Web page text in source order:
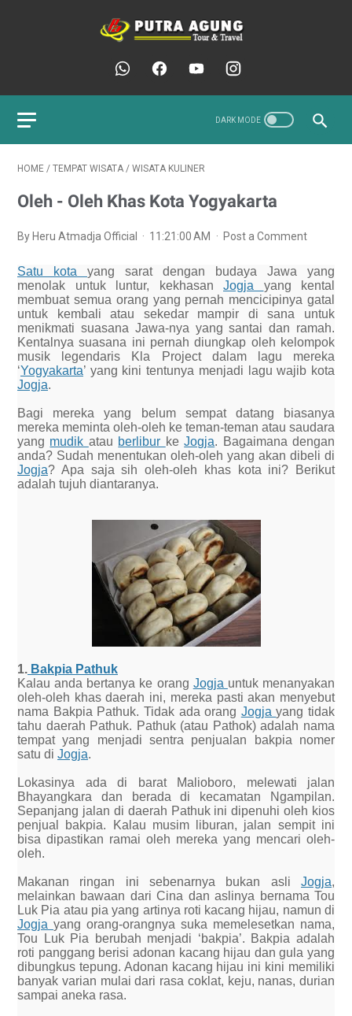
HOME / TEMPAT WISATA / WISATA KULINER
Oleh - Oleh Khas Kota Yogyakarta
By Heru Atmadja Official 11:21:00 AM Post a Comment
Satu kota yang sarat dengan budaya Jawa yang
menolak untuk luntur, kekhasan Jogja yang kental
membuat semua orang yang pernah mencicipinya gatal
untuk kembali atau sekedar mampir di sana untuk
menikmati suasana Jawa-nya yang santai dan ramah.
Kentalnya suasana ini pernah diungkap oleh kelompok
musik legendaris Kla Project dalam lagu mereka
‘Yogyakarta’ yang kini tentunya menjadi lagu wajib kota
Jogja.
Bagi mereka yang belum sempat datang biasanya
mereka meminta oleh-oleh ke teman-teman atau saudara
yang mudik atau berlibur keJogja. Bagaimana dengan
anda? Sudah menentukan oleh-oleh yang akan dibeli di
Jogja? Apa saja sih oleh-oleh khas kota ini? Berikut
adalah tujuh diantaranya.
1. Bakpia Pathuk
Kalau anda bertanya ke orang Jogja untuk menanyakan
oleh-oleh khas daerah ini, mereka pasti akan menyebut
nama Bakpia Pathuk. Tidak ada orang Jogjayang tidak
tahu daerah Pathuk. Pathuk (atau Pathok) adalah nama
tempat yang menjadi sentra penjualan bakpia nomer
satu di Jogja.
Lokasinya ada di barat Malioboro, melewati jalan
Bhayangkara dan berada di kecamatan Ngampilan.
Sepanjang jalan di daerah Pathuk ini dipenuhi oleh kios
penjual bakpia. Kalau musim liburan, jalan sempit ini
bisa dipastikan ramai oleh mereka yang mencari oleh-
oleh.
Makanan ringan ini sebenarnya bukan asli Jogja,
melainkan bawaan dari Cina dan aslinya bernama Tou
Luk Pia atau pia yang artinya roti kacang hijau, namun di
Jogja yang orang-orangnya suka memelesetkan nama,
Tou Luk Pia berubah menjadi ‘bakpia’. Bakpia adalah
roti panggang berisi adonan kacang hijau dan gula yang
dibungkus tepung. Adonan kacang hijau ini kini memiliki
banyak varian mulai dari rasa coklat, keju, nanas, durian
sampai aneka rasa.